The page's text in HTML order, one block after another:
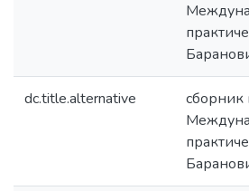
dc.title.alternative
сборник